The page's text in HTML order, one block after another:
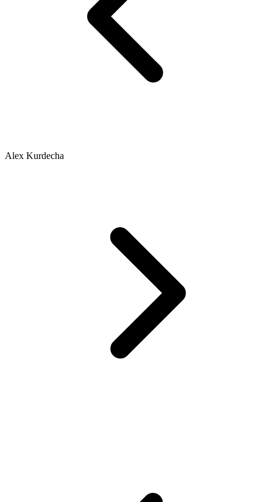
Alex Kurdecha